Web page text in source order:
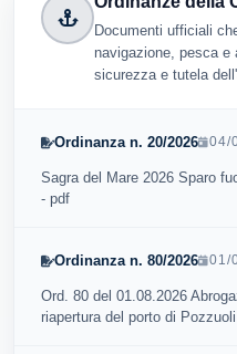
Documenti ufficiali
navigazione, pesca e
sicurezza e tutela
Ordinanza n. 20/2026 04/
Sagra del Mare 2026 Sparo
- pdf
Ordinanza n. 80/2026 01/
Ord. 80 del 01.08.2026
riapertura del porto di